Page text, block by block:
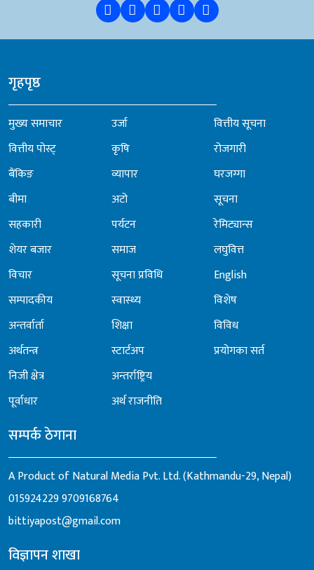
गृहपृष्ठ
मुख्य समाचार
वित्तीय पोस्ट्
बैंकिङ
बीमा
सहकारी
शेयर बजार
विचार
सम्पादकीय
अन्तर्वार्ता
अर्थतन्त्र
निजी क्षेत्र
पूर्वाधार
उर्जा
कृषि
व्यापार
अटो
पर्यटन
समाज
सूचना प्रविधि
स्वास्थ्य
शिक्षा
स्टार्टअप
अन्तर्राष्ट्रिय
अर्थ राजनीति
वित्तीय सूचना
रोजगारी
घरजग्गा
सूचना
रेमिट्यान्स
लघुवित्त
English
विशेष
विविध
प्रयोगका सर्त
सम्पर्क ठेगाना
A Product of Natural Media Pvt. Ltd. (Kathmandu-29, Nepal)
0159242299709168764
bittiyapost@gmail.com
विज्ञापन शाखा